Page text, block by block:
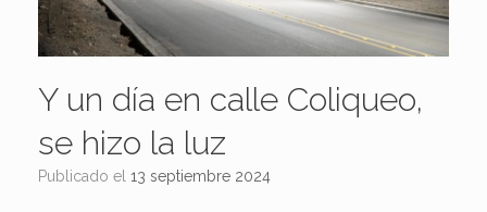
Y un día en calle Coliqueo,
se hizo la luz
Publicado el 13 septiembre 2024